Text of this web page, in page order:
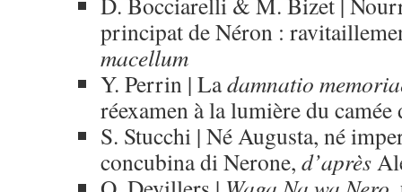
principat de Néron :
macellum
Y. Perrin | Ladamnatio
réexamen à la lumière du camée
S. Stucchi | Né Augusta, né
concubina di Nerone, d’après